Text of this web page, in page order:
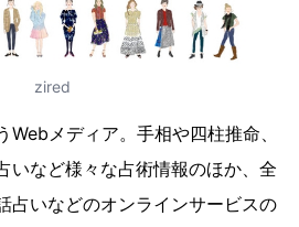
zired
メディア。手相や四柱推命、
いなど様々な占術情報のほか、全
占いなどのオンラインサービスの